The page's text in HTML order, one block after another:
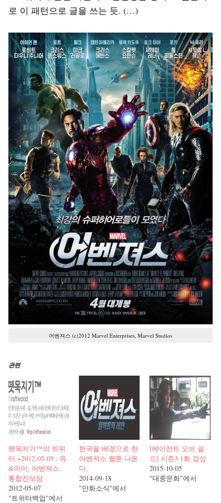
로 이 패턴으로 글을 쓰는 듯. (…)
어벤져스 (c)2012 Marvel Enterprises, Marvel Studios
관련
뗏목지기™의 트위
터 ~2012-05-05 : 유
&아이, 어벤져스,
통합진보당
2012-05-07
"트위터백업"에서
한국을 배경으로 한
어벤져스 웹툰 나온
다.
2014-09-18
"만화소식"에서
[에이전트 오브 쉴
드] 시즌3 1화 감상
2015-10-05
"대중문화"에서